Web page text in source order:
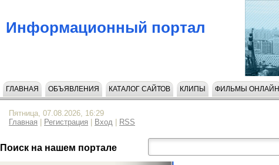
Информационный портал
ГЛАВНАЯ ОБЪЯВЛЕНИЯ КАТАЛОГ САЙТОВ КЛИПЫ ФИЛЬМЫ ОНЛАЙН
Пятница, 07.08.2026, 16:29
Главная
Регистрация Вход RSS
Поиск на нашем портале